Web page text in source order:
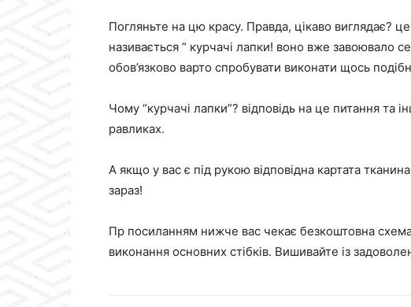
Погляньте на цю красу. Правда, цікаво виглядає?
називається ” курчачі лапки! воно вже завоювало
обов’язково варто спробувати виконати щось
Чому “курчачі лапки”? відповідь на це питання та
равликах.
А якщо у вас є під рукою відповідна картата
зараз!
Пр посиланням нижче вас чекає безкоштовна
виконання основних стібків. Вишивайте із